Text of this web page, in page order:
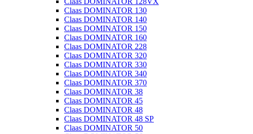
Claas DOMINATOR 130
Claas DOMINATOR 140
Claas DOMINATOR 150
Claas DOMINATOR 160
Claas DOMINATOR 228
Claas DOMINATOR 320
Claas DOMINATOR 330
Claas DOMINATOR 340
Claas DOMINATOR 370
Claas DOMINATOR 38
Claas DOMINATOR 45
Claas DOMINATOR 48
Claas DOMINATOR 48 SP
Claas DOMINATOR 50